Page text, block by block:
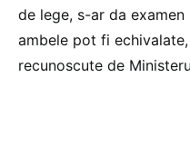
de lege, s-ar da
ambele pot fi
recunoscute de